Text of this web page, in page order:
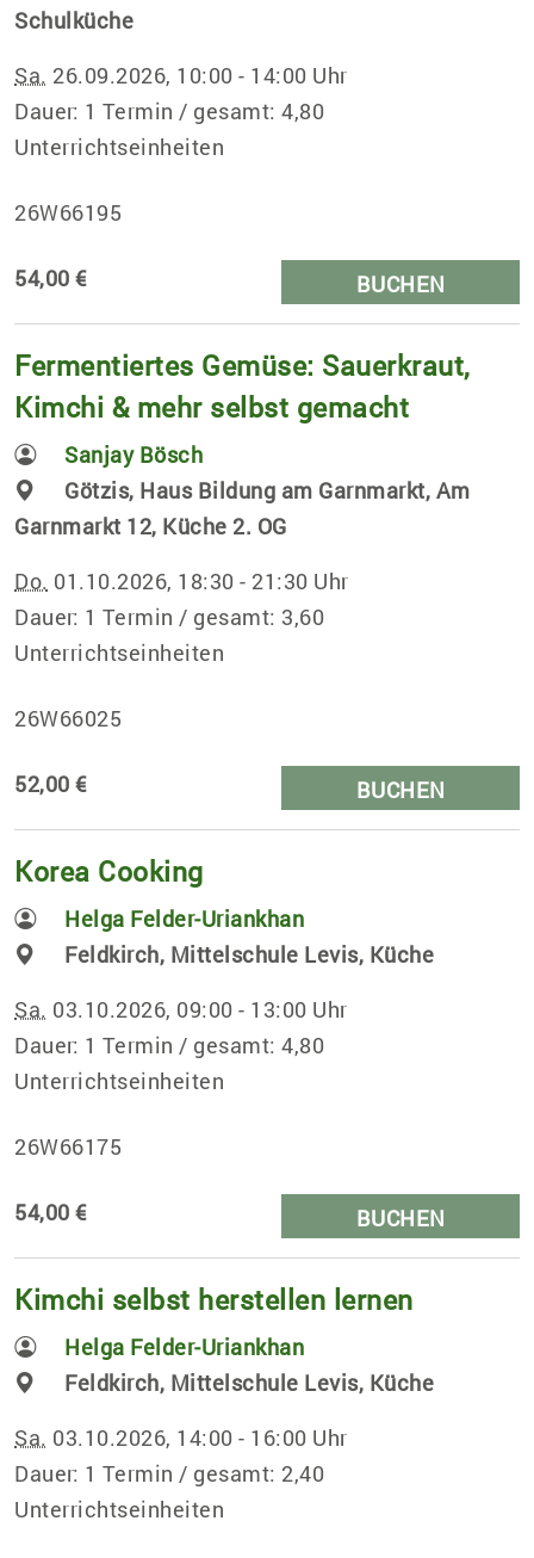
Schulküche
Sa. 26.09.2026, 10:00 - 14:00 Uhr
Dauer: 1 Termin / gesamt: 4,80
Unterrichtseinheiten
26W66195
54,00 € BUCHEN
Fermentiertes Gemüse: Sauerkraut,
Kimchi & mehr selbst gemacht
Sanjay Bösch
Götzis, Haus Bildung am Garnmarkt, Am
Garnmarkt 12, Küche 2. OG
Do. 01.10.2026, 18:30 - 21:30 Uhr
Dauer: 1 Termin / gesamt: 3,60
Unterrichtseinheiten
26W66025
52,00 € BUCHEN
Korea Cooking
Helga Felder-Uriankhan
Feldkirch, Mittelschule Levis, Küche
Sa. 03.10.2026, 09:00 - 13:00 Uhr
Dauer: 1 Termin / gesamt: 4,80
Unterrichtseinheiten
26W66175
54,00 € BUCHEN
Kimchi selbst herstellen lernen
Helga Felder-Uriankhan
Feldkirch, Mittelschule Levis, Küche
Sa. 03.10.2026, 14:00 - 16:00 Uhr
Dauer: 1 Termin / gesamt: 2,40
Unterrichtseinheiten